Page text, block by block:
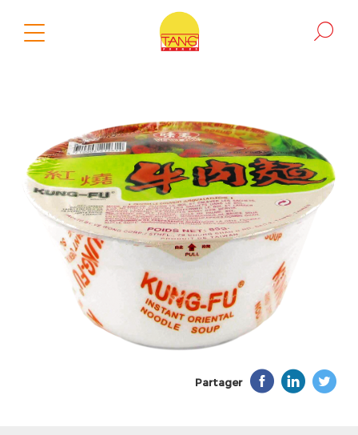
Partager